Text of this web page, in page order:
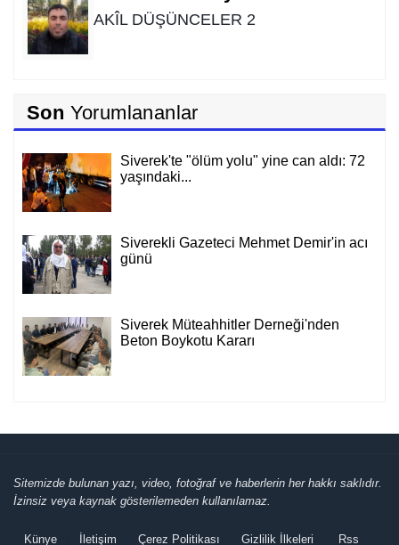
AKÎL DÜŞÜNCELER 2
SAHİDEN ŞANLIURFA SAHİPSİZ Mİ?
Cemil Yeşildağ
Dersa Mentikî û Lûyê
Mustafa Karadağlı
NİTELİK
YAPMALI?
KONUK YAZAR
Son Yorumlananlar
Siverek'te "ölüm yolu" yine can aldı: 72
yaşındaki...
Siverekli Gazeteci Mehmet Demir'in acı
günü
Siverek Müteahhitler Derneği'nden
Beton Boykotu Kararı
Sitemizde bulunan yazı, video, fotoğraf ve haberlerin her hakkı saklıdır.
İzinsiz veya kaynak gösterilemeden kullanılamaz.
Künye İletişim Çerez Politikası Gizlilik İlkeleri Rss